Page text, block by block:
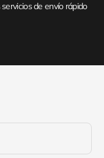
de envío rápido